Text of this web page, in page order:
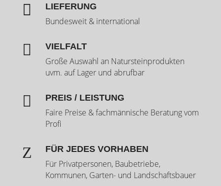
 LIEFERUNG
Bundesweit & international
 VIELFALT
Große Auswahl an Natursteinprodukten
uvm. auf Lager und abrufbar
 PREIS / LEISTUNG
Faire Preise & fachmännische Beratung vom
Profi
Z FÜR JEDES VORHABEN
Für Privatpersonen, Baubetriebe,
Kommunen, Garten- und Landschaftsbauer